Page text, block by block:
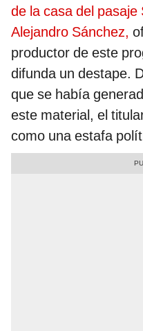
de la casa del
Alejandro Sánchez,
productor de este
difunda un destape.
que se había
este material, el
como una estafa